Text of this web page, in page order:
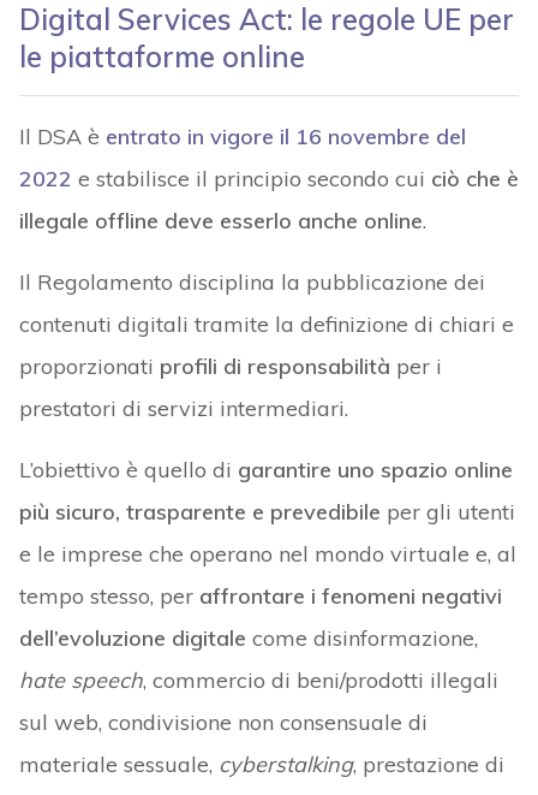
Digital Services Act: le regole UE per
le piattaforme online
Il DSA è entrato in vigore il 16 novembre del
2022 e stabilisce il principio secondo cui ciò che è
illegale offline deve esserlo anche online.
Il Regolamento disciplina la pubblicazione dei
contenuti digitali tramite la definizione di chiari e
proporzionati profili di responsabilità per i
prestatori di servizi intermediari.
L’obiettivo è quello di garantire uno spazio online
più sicuro, trasparente e prevedibile per gli utenti
e le imprese che operano nel mondo virtuale e, al
tempo stesso, per affrontare i fenomeni negativi
dell’evoluzione digitale come disinformazione,
hate speech, commercio di beni/prodotti illegali
sul web, condivisione non consensuale di
materiale sessuale, cyberstalking, prestazione di